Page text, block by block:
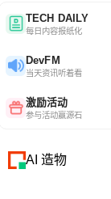
TECH DAILY
每日内容报纸化
DevFM
当天资讯听着看
激励活动
参与活动赢源石
AI 造物